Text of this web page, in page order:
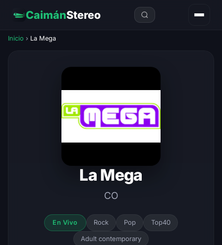
CaimánStereo
Inicio › La Mega
La Mega
CO
En Vivo Rock Pop Top40
Adult contemporary